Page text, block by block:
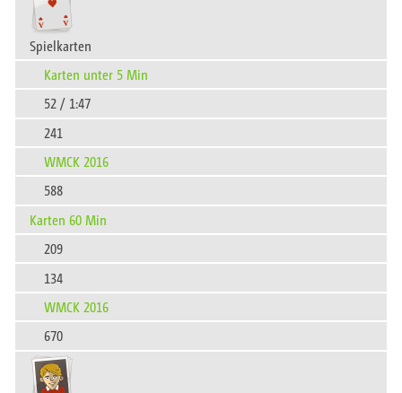
Spielkarten
Karten unter 5 Min
52 / 1:47
241
WMCK 2016
588
Karten 60 Min
209
134
WMCK 2016
670